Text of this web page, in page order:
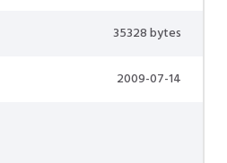
35328 bytes
2009-07-14